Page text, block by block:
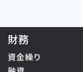
財務
資金繰り